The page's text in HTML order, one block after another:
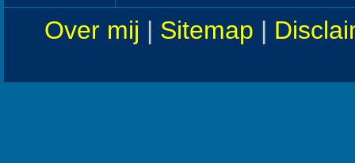
Over mij | Sitemap |